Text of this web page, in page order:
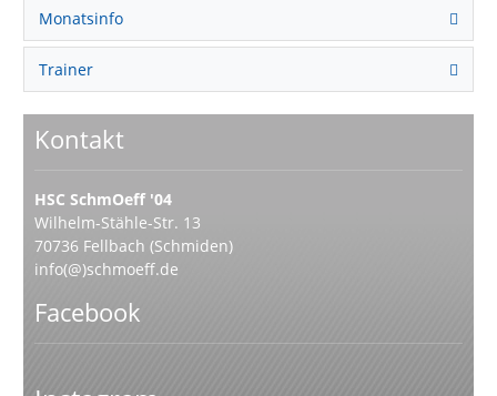
Monatsinfo
Trainer
Kontakt
HSC SchmOeff '04
Wilhelm-Stähle-Str. 13
70736 Fellbach (Schmiden)
info(@)schmoeff.de
Facebook